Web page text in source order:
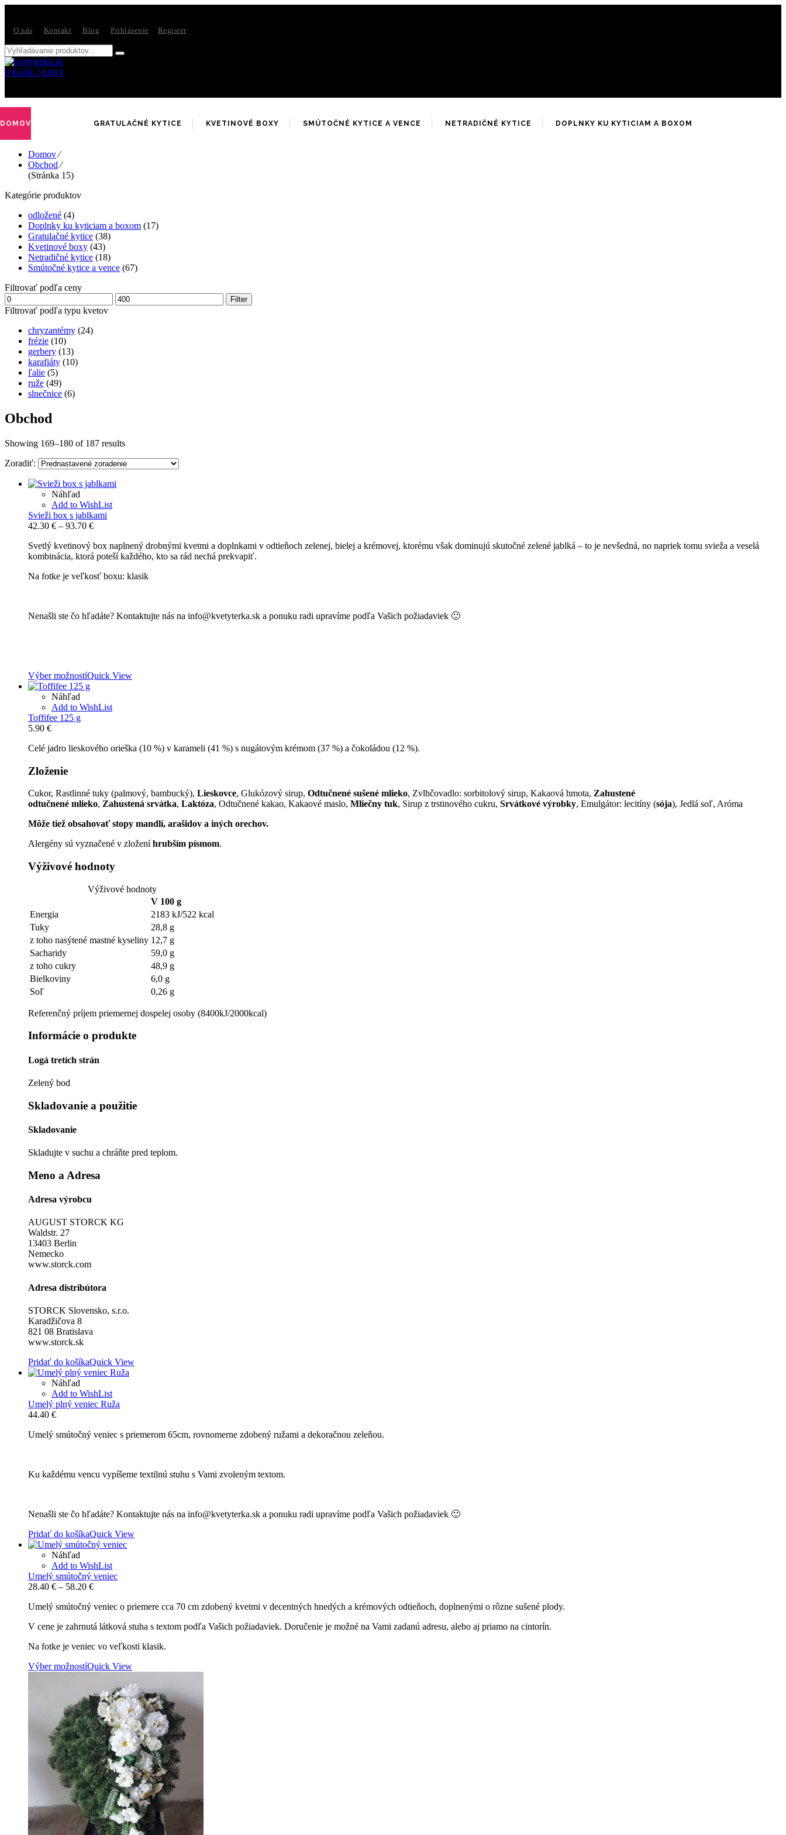
O nás Kontakt Blog Prihlásenie Register
0 Košík /0.00 €
DOMOV GRATULAČNÉ KYTICE KVETINOVÉ BOXY SMÚTOČNÉ KYTICE A VENCE NETRADIČNÉ KYTICE DOPLNKY KU KYTICIAM A BOXOM
Domov⁄
Obchod⁄
(Stránka 15)
Kategórie produktov
odložené (4)
Doplnky ku kyticiam a boxom (17)
Gratulačné kytice (38)
Kvetinové boxy (43)
Netradičné kytice (18)
Smútočné kytice a vence (67)
Filtrovať podľa ceny
Minimálna
cena
Maximálna
cena
Filter
Filtrovať podľa typu kvetov
chryzantémy (24)
frézie (10)
gerbery (13)
karafiáty (10)
ľalie (5)
ruže (49)
slnečnice (6)
Obchod
Showing 169–180 of 187 results
Zoradiť:
Náhľad
Add to WishList
Svieži box s jablkami
42.30 € – 93.70 €Price
42.30 €
through
Svetlý kvetinový box naplnený drobnými kvetmi a doplnkami v odtieňoch zelenej, bielej a krémovej, ktorému však dominujú skutočné zelené jablká – to je nevšedná, no napriek tomu svieža a veselá
kombinácia, ktorá poteší každého, kto sa rád nechá prekvapiť.
Na fotke je veľkosť boxu: klasik
Nenašli ste čo hľadáte? Kontaktujte nás na info@kvetyterka.sk a ponuku radi upravíme podľa Vašich požiadaviek 🙂
Výber možnostíQuick View
Náhľad
Add to WishList
Toffifee 125 g
5.90 €
Celé jadro lieskového orieška (10 %) v karameli (41 %) s nugátovým krémom (37 %) a čokoládou (12 %).
Zloženie
Cukor, Rastlinné tuky (palmový, bambucký), Lieskovce, Glukózový sirup, Odtučnené sušené mlieko, Zvlhčovadlo: sorbitolový sirup, Kakaová hmota, Zahustené
odtučnené mlieko, Zahustená srvátka, Laktóza, Odtučnené kakao, Kakaové maslo, Mliečny tuk, Sirup z trstinového cukru, Srvátkové výrobky, Emulgátor: lecitíny (sója), Jedlá soľ, Aróma
Môže tiež obsahovať stopy mandlí, arašidov a iných orechov.
Alergény sú vyznačené v zloženíhrubším písmom.
Výživové hodnoty
Výživové hodnoty
V 100 g
Energia
2183 kJ/522 kcal
Tuky
28,8 g
z toho nasýtené mastné kyseliny 12,7 g
Sacharidy
59,0 g
z toho cukry
48,9 g
Bielkoviny
6,0 g
Soľ
0,26 g
Referenčný príjem priemernej dospelej osoby (8400kJ/2000kcal)
Informácie o produkte
Logá tretích strán
Zelený bod
Skladovanie a použitie
Skladovanie
Skladujte v suchu a chráňte pred teplom.
Meno a Adresa
Adresa výrobcu
AUGUST STORCK KG
Waldstr. 27
13403 Berlin
Nemecko
www.storck.com
Adresa distribútora
STORCK Slovensko, s.r.o.
Karadžičova 8
821 08 Bratislava
www.storck.sk
Pridať do košíkaQuick View
Náhľad
Add to WishList
Umelý plný veniec Ruža
44.40 €
Umelý smútočný veniec s priemerom 65cm, rovnomerne zdobený ružami a dekoračnou zeleňou.
Ku každému vencu vypíšeme textilnú stuhu s Vami zvoleným textom.
Nenašli ste čo hľadáte? Kontaktujte nás na info@kvetyterka.sk a ponuku radi upravíme podľa Vašich požiadaviek 🙂
Pridať do košíkaQuick View
Náhľad
Add to WishList
Umelý smútočný veniec
28.40 € – 58.20 €Price
28.40 €
58.20 €
Umelý smútočný veniec o priemere cca 70 cm zdobený kvetmi v decentných hnedých a krémových odtieňoch, doplnenými o rôzne sušené plody.
V cene je zahrnutá látková stuha s textom podľa Vašich požiadaviek. Doručenie je možné na Vami zadanú adresu, alebo aj priamo na cintorín.
Na fotke je veniec vo veľkosti klasik.
Výber možnostíQuick View